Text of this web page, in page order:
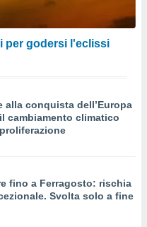
per godersi l'eclissi
alla conquista dell’Europa
cambiamento climatico
fino a Ferragosto: rischia
Svolta solo a fine